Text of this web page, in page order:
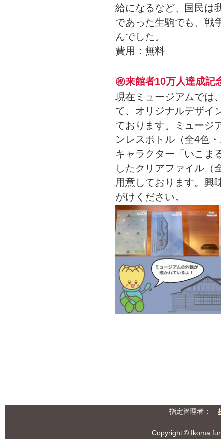
給になるなど、国民は
であった生駒でも、戦
んでした。
費用：無料
㊗️来館者10万人達成記
現在ミュージアムでは
て、オリジナルデザイ
ております。ミュージ
ンレスボトル（全4色
キャラクター「いこま
したクリアファイル（
用意しております。興
がけください。
指定管理者：
Copyright © Ikoma